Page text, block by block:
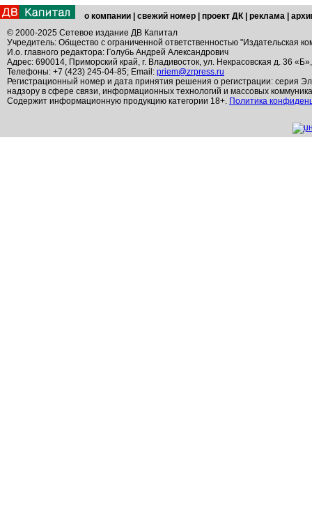
о компании свежий номер проект ДК реклама
© 2000-2025 Сетевое издание ДВ Капитал
Учредитель: Общество с ограниченной ответственностью "Издательская
И.о. главного редактора: Голубь Андрей Александрович
Адрес: 690014, Приморский край, г. Владивосток, ул. Некрасовская д. 36
Телефоны: +7 (423) 245-04-85; Email: priem@zrpress.ru
Регистрационный номер и дата принятия решения о регистрации: серия
надзору в сфере связи, информационных технологий и массовых
Содержит информационную продукцию категории 18+. Политика